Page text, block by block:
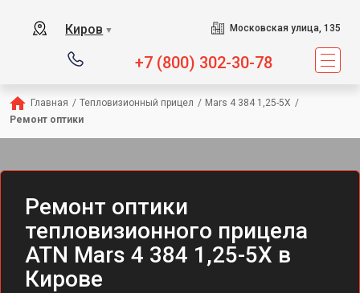
Киров ▼ Московская улица, 135
+7 (800) 302-30-78
Главная / Тепловизионный прицел / Mars 4 384 1,25-5X /
Ремонт оптики
Ремонт оптики
тепловизионного прицела
ATN Mars 4 384 1,25-5X в
Кирове